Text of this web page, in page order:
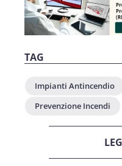
TAG
Impianti Antincendio
Prevenzione Incendi